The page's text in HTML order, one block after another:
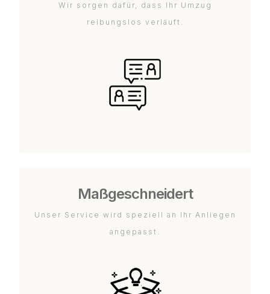
Wir sorgen dafür, dass Ihr Umzug
reibungslos verläuft.
Maßgeschneidert
Unser Service wird speziell an Ihr Anliegen
angepasst.